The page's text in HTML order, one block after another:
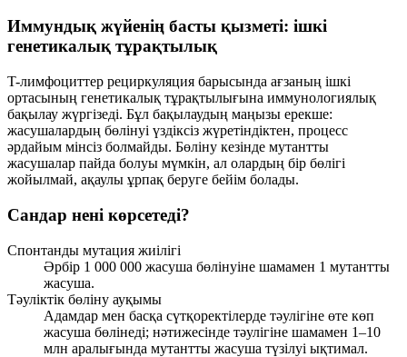
Иммундық жүйенің басты қызметі: ішкі
генетикалық тұрақтылық
T-лимфоциттер рециркуляция барысында ағзаның ішкі
ортасының генетикалық тұрақтылығына иммунологиялық
бақылау жүргізеді. Бұл бақылаудың маңызы ерекше:
жасушалардың бөлінуі үздіксіз жүретіндіктен, процесс
әрдайым мінсіз болмайды. Бөліну кезінде мутантты
жасушалар пайда болуы мүмкін, ал олардың бір бөлігі
жойылмай, ақаулы ұрпақ беруге бейім болады.
Сандар нені көрсетеді?
Спонтанды мутация жиілігі
Әрбір 1 000 000 жасуша бөлінуіне шамамен 1 мутантты
жасуша.
Тәуліктік бөліну ауқымы
Адамдар мен басқа сүтқоректілерде тәулігіне өте көп
жасуша бөлінеді; нәтижесінде тәулігіне шамамен 1–10
млн аралығында мутантты жасуша түзілуі ықтимал.